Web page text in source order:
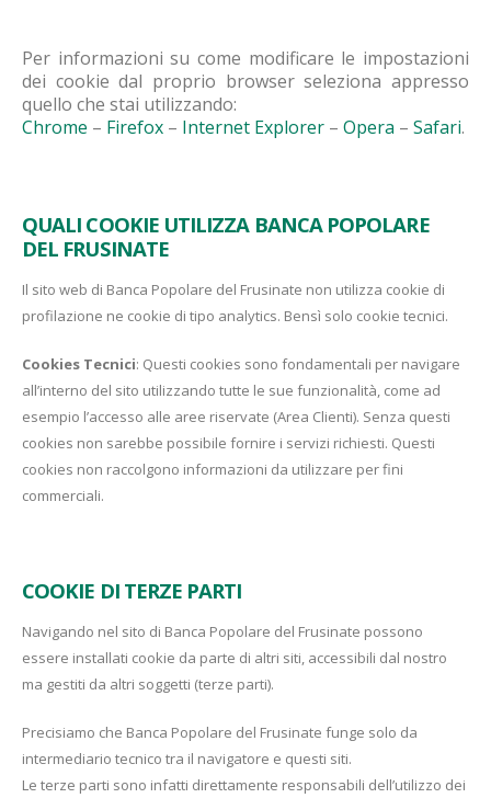
Per informazioni su come modificare le impostazioni
dei cookie dal proprio browser seleziona appresso
quello che stai utilizzando:
Chrome – Firefox – Internet Explorer – Opera – Safari.
QUALI COOKIE UTILIZZA BANCA POPOLARE
DEL FRUSINATE
Il sito web di Banca Popolare del Frusinate non utilizza cookie di
profilazione ne cookie di tipo analytics. Bensì solo cookie tecnici.
Cookies Tecnici: Questi cookies sono fondamentali per navigare
all’interno del sito utilizzando tutte le sue funzionalità, come ad
esempio l’accesso alle aree riservate (Area Clienti). Senza questi
cookies non sarebbe possibile fornire i servizi richiesti. Questi
cookies non raccolgono informazioni da utilizzare per fini
commerciali.
COOKIE DI TERZE PARTI
Navigando nel sito di Banca Popolare del Frusinate possono
essere installati cookie da parte di altri siti, accessibili dal nostro
ma gestiti da altri soggetti (terze parti).
Precisiamo che Banca Popolare del Frusinate funge solo da
intermediario tecnico tra il navigatore e questi siti.
Le terze parti sono infatti direttamente responsabili dell’utilizzo dei